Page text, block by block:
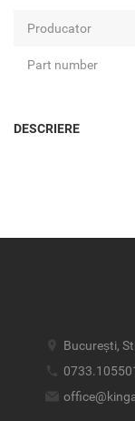
Producator
Part number
DESCRIERE
București,